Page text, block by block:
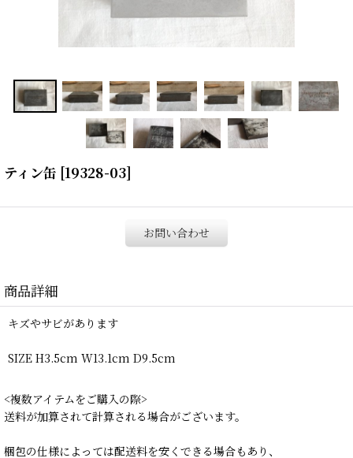
ティン缶 [19328-03]
お問い合わせ
商品詳細
キズやサビがあります
SIZE H3.5cm W13.1cm D9.5cm
<複数アイテムをご購入の際>
送料が加算されて計算される場合がございます。
梱包の仕様によっては配送料を安くできる場合もあり、